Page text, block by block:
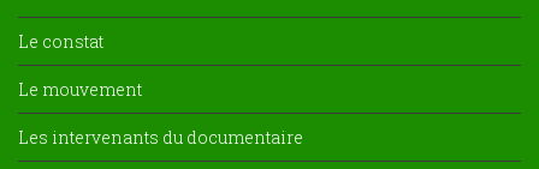
Le constat
Le mouvement
Les intervenants du documentaire